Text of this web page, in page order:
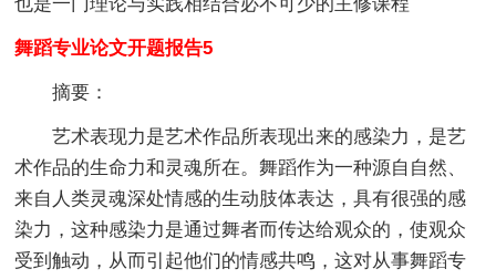
舞蹈专业论文开题报告5
摘要：
艺术表现力是艺术作品所表现出来的感染力，是艺
术作品的生命力和灵魂所在。舞蹈作为一种源自自然、
来自人类灵魂深处情感的生动肢体表达，具有很强的感
染力，这种感染力是通过舞者而传达给观众的，使观众
受到触动，从而引起他们的情感共鸣，这对从事舞蹈专